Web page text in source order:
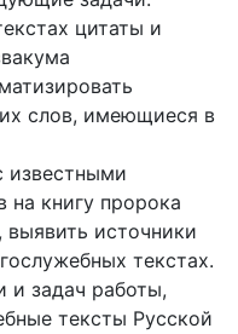
цитаты и
слов, имеющиеся в
известными
на книгу пророка
источники
текстах.
и задач работы,
тексты Русской